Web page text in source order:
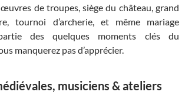
de troupes, siège du château, grand
tournoi d’archerie, et même mariage
des quelques moments clés du
manquerez pas d’apprécier.
musiciens & ateliers